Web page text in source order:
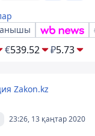
€539.52 ₽5.73
Zakon.kz
23:26, 13 қаңтар 2020